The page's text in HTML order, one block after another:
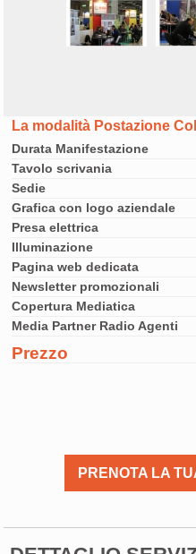
La modalità Postazione
Durata Manifestazione
Tavolo scrivania
Sedie
Grafica con logo aziendale
Presa elettrica
Illuminazione
Pagina web dedicata
Newsletter promozionali
Copertura Mediatica
Media Partner Radio Agenti
Prezzo
PRENOTA LA